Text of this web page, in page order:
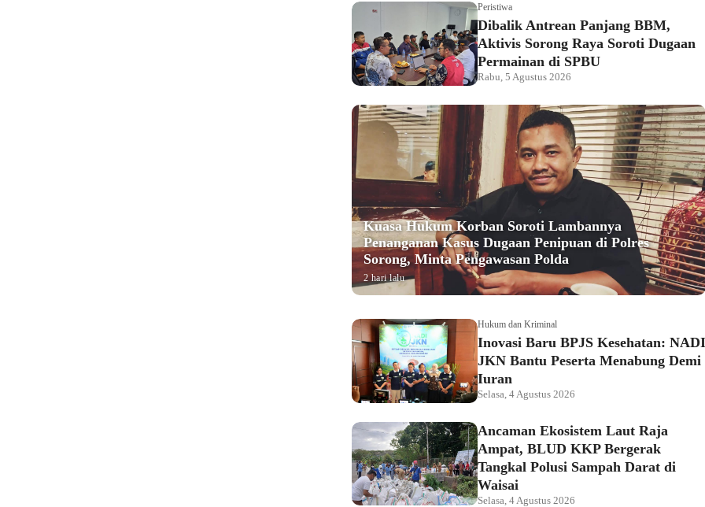
Peristiwa
Dibalik Antrean Panjang BBM,
Aktivis Sorong Raya Soroti Dugaan
Permainan di SPBU
Rabu, 5 Agustus 2026
Kuasa Hukum Korban Soroti Lambannya
Penanganan Kasus Dugaan Penipuan di Polres
Sorong, Minta Pengawasan Polda
2 hari lalu
Hukum dan Kriminal
Inovasi Baru BPJS Kesehatan: NADI
JKN Bantu Peserta Menabung Demi
Iuran
Selasa, 4 Agustus 2026
Ancaman Ekosistem Laut Raja
Ampat, BLUD KKP Bergerak
Tangkal Polusi Sampah Darat di
Waisai
Selasa, 4 Agustus 2026